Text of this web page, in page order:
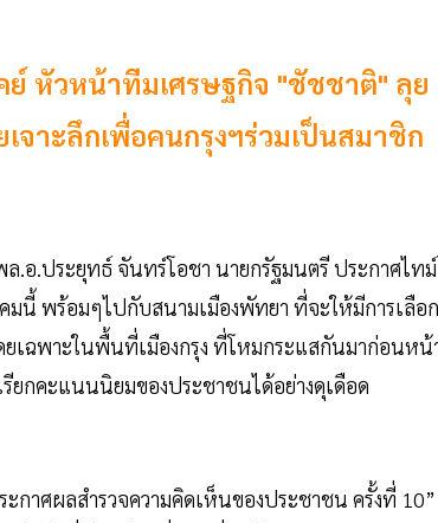
หัวหน้าทีมเศรษฐกิจ "ชัชชาติ" ลุย
จาะลึกเพื่อคนกรุงฯร่วมเป็นสมาชิก
ล.อ.ประยุทธ์ จันทร์โอชา นายกรัฐมนตรี ประกาศไทม์
นี้ พร้อมๆไปกับสนามเมืองพัทยา ที่จะให้มีการเลือก
ยเฉพาะในพื้นที่เมืองกรุง ที่โหมกระแสกันมาก่อนหน้
ยกคะแนนนิยมของประชาชนได้อย่างดุเดือด
าศผลสำรวจความคิดเห็นของประชาชน ครั้งที่ 10”